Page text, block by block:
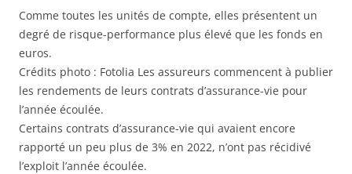
Comme toutes les unités de compte, elles présentent un
degré de risque-performance plus élevé que les fonds en
euros.
Crédits photo : Fotolia Les assureurs commencent à publier
les rendements de leurs contrats d’assurance-vie pour
l’année écoulée.
Certains contrats d’assurance-vie qui avaient encore
rapporté un peu plus de 3% en 2022, n’ont pas récidivé
l’exploit l’année écoulée.